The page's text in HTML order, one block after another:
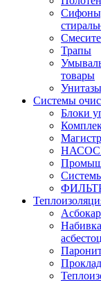
Трапы
товары
Системы
Блоки